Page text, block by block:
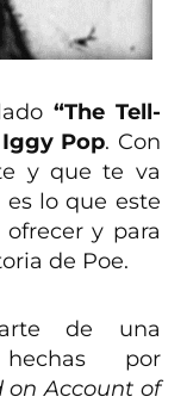
“The Tell-
Iggy Pop. Con
y que te va
lo que este
y para
de Poe.
de una
por
on Account of